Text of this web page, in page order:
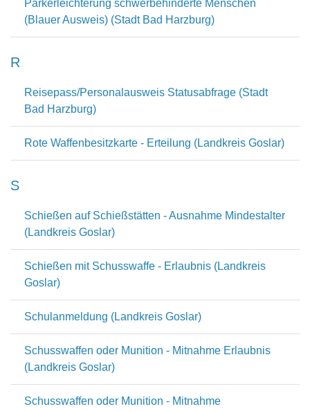
Parkerleichterung schwerbehinderte Menschen
(Blauer Ausweis) (Stadt Bad Harzburg)
R
Reisepass/Personalausweis Statusabfrage (Stadt
Bad Harzburg)
Rote Waffenbesitzkarte - Erteilung (Landkreis Goslar)
S
Schießen auf Schießstätten - Ausnahme Mindestalter
(Landkreis Goslar)
Schießen mit Schusswaffe - Erlaubnis (Landkreis
Goslar)
Schulanmeldung (Landkreis Goslar)
Schusswaffen oder Munition - Mitnahme Erlaubnis
(Landkreis Goslar)
Schusswaffen oder Munition - Mitnahme